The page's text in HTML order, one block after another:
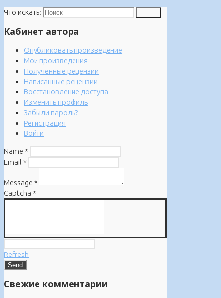
Что искать:
Кабинет автора
Опубликовать произведение
Мои произведения
Полученные рецензии
Написанные рецензии
Восстановление доступа
Изменить профиль
Забыли пароль?
Регистрация
Войти
Name *
Email *
Message *
Captcha *
Refresh
Свежие комментарии